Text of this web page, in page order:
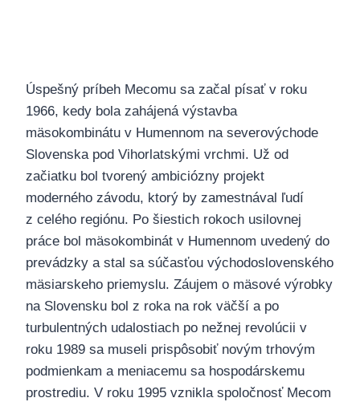
Úspešný príbeh Mecomu sa začal písať v roku
1966, kedy bola zahájená výstavba
mäsokombinátu v Humennom na severovýchode
Slovenska pod Vihorlatskými vrchmi. Už od
začiatku bol tvorený ambiciózny projekt
moderného závodu, ktorý by zamestnával ľudí
z celého regiónu. Po šiestich rokoch usilovnej
práce bol mäsokombinát v Humennom uvedený do
prevádzky a stal sa súčasťou východoslovenského
mäsiarskeho priemyslu. Záujem o mäsové výrobky
na Slovensku bol z roka na rok väčší a po
turbulentných udalostiach po nežnej revolúcii v
roku 1989 sa museli prispôsobiť novým trhovým
podmienkam a meniacemu sa hospodárskemu
prostrediu. V roku 1995 vznikla spoločnosť Mecom